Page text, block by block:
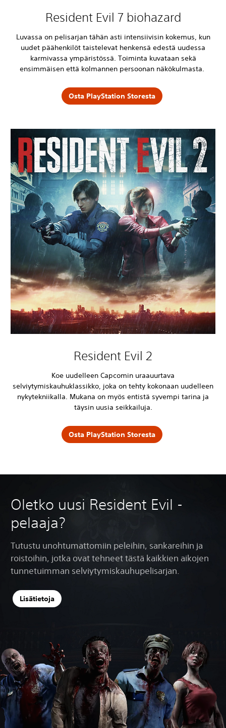
Resident Evil 7 biohazard
Luvassa on pelisarjan tähän asti intensiivisin kokemus, kun
uudet päähenkilöt taistelevat henkensä edestä uudessa
karmivassa ympäristössä. Toiminta kuvataan sekä
ensimmäisen että kolmannen persoonan näkökulmasta.
Osta PlayStation Storesta
Resident Evil 2
Koe uudelleen Capcomin uraauurtava
selviytymiskauhuklassikko, joka on tehty kokonaan uudelleen
nykytekniikalla. Mukana on myös entistä syvempi tarina ja
täysin uusia seikkailuja.
Osta PlayStation Storesta
Oletko uusi Resident Evil -
pelaaja?
Tutustu unohtumattomiin peleihin, sankareihin ja
roistoihin, jotka ovat tehneet tästä kaikkien aikojen
tunnetuimman selviytymiskauhupelisarjan.
Lisätietoja